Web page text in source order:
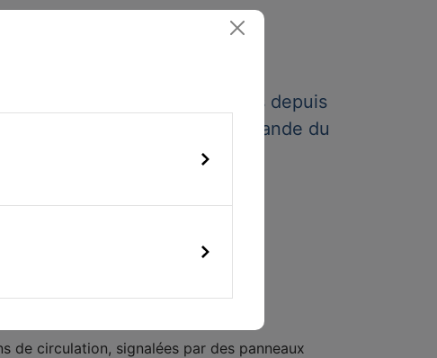
FM sont commandés depuis
poste de contrôle et de commande du
de circulation, signalées par des panneaux